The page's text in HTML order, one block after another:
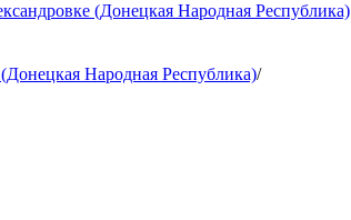
(Донецкая Народная Республика)
Народная Республика)/